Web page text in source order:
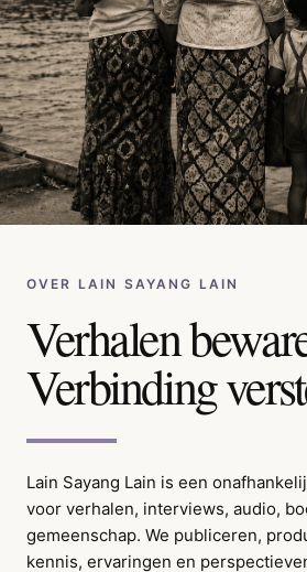
OVER LAIN SAYANG LAIN
Verhalen
Verbinding
Lain Sayang Lain is een
voor verhalen, interviews, audio,
gemeenschap. We publiceren,
kennis, ervaringen en